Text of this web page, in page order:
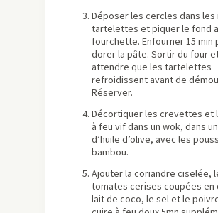
Déposer les cercles dans les
tartelettes et piquer le fond
fourchette. Enfourner 15 min
dorer la pâte. Sortir du four
attendre que les tartelettes
refroidissent avant de
Réserver.
Décortiquer les crevettes et
à feu vif dans un wok, dans
d’huile d’olive, avec les
bambou.
Ajouter la coriandre ciselée,
tomates cerises coupées en
lait de coco, le sel et le